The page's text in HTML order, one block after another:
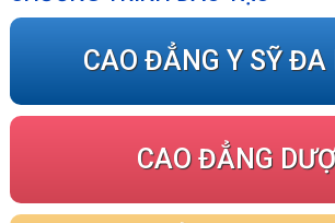
CAO ĐẲNG Y SỸ ĐA
CAO ĐẲNG